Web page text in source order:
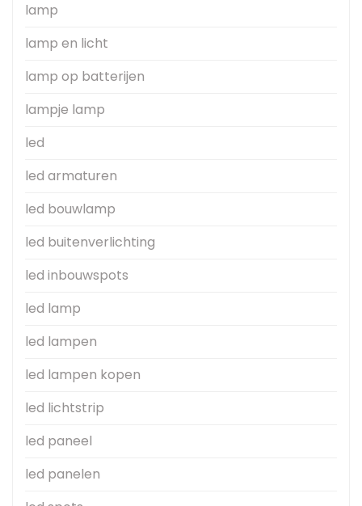
lamp
lamp en licht
lamp op batterijen
lampje lamp
led
led armaturen
led bouwlamp
led buitenverlichting
led inbouwspots
led lamp
led lampen
led lampen kopen
led lichtstrip
led paneel
led panelen